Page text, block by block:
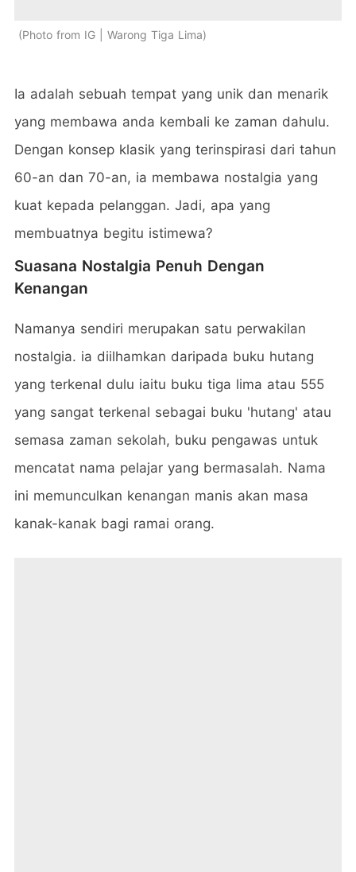
Photo from IG | Warong Tiga Lima
Ia adalah sebuah tempat yang unik dan menarik
yang membawa anda kembali ke zaman dahulu.
Dengan konsep klasik yang terinspirasi dari tahun
60-an dan 70-an, ia membawa nostalgia yang
kuat kepada pelanggan. Jadi, apa yang
membuatnya begitu istimewa?
Suasana Nostalgia Penuh Dengan
Kenangan
Namanya sendiri merupakan satu perwakilan
nostalgia. ia diilhamkan daripada buku hutang
yang terkenal dulu iaitu buku tiga lima atau 555
yang sangat terkenal sebagai buku 'hutang' atau
semasa zaman sekolah, buku pengawas untuk
mencatat nama pelajar yang bermasalah. Nama
ini memunculkan kenangan manis akan masa
kanak-kanak bagi ramai orang.